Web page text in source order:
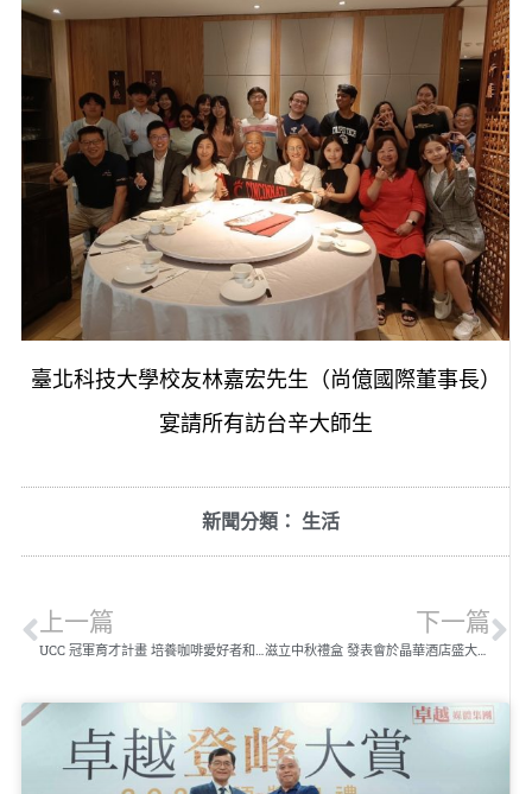
臺北科技大學校友林嘉宏先生（尚億國際董事長）
宴請所有訪台辛大師生
新聞分類： 生活
上一篇 下一篇